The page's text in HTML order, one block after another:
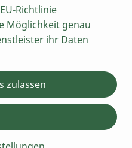
Artikelanzahl
Grillgewürz,
Richtlinie
Möglichkeit genau
ihr Daten
zulassen